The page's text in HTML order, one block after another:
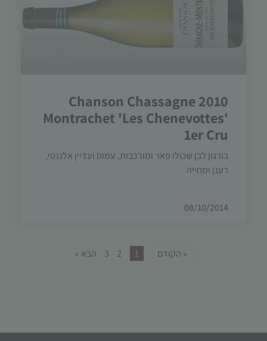
2010 Chanson Chassagne
Montrachet 'Les Chenevottes'
1er Cru
בורגון לבן שכולו פאר ומורכבות, עמוס ועדיין אלגנטי,
רענן ומחייה
08/10/2014
« הקודם 1
2
3 הבא »